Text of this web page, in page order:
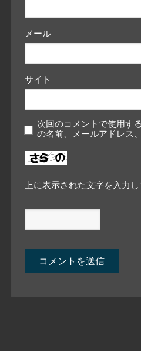
メール
サイト
次回のコメントで使用す
の名前、メールアドレス
上に表示された文字を入力し